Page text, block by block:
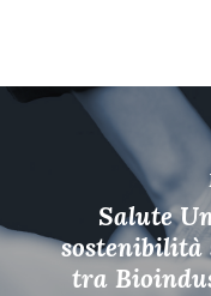
Salute
sostenibilità
tra